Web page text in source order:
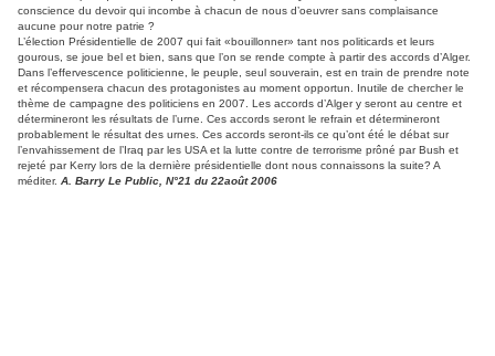
conscience du devoir qui incombe à chacun de nous d’oeuvrer sans complaisance
aucune pour notre patrie ?
L’élection Présidentielle de 2007 qui fait «bouillonner» tant nos politicards et leurs
gourous, se joue bel et bien, sans que l’on se rende compte à partir des accords d’Alger.
Dans l’effervescence politicienne, le peuple, seul souverain, est en train de prendre note
et récompensera chacun des protagonistes au moment opportun. Inutile de chercher le
thème de campagne des politiciens en 2007. Les accords d’Alger y seront au centre et
détermineront les résultats de l’urne. Ces accords seront le refrain et détermineront
probablement le résultat des urnes. Ces accords seront-ils ce qu’ont été le débat sur
l’envahissement de l’Iraq par les USA et la lutte contre de terrorisme prôné par Bush et
rejeté par Kerry lors de la dernière présidentielle dont nous connaissons la suite? A
méditer. A. Barry Le Public, N°21 du 22août 2006